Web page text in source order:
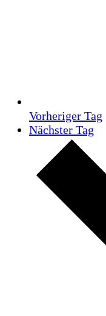
Vorheriger Tag
Nächster Tag